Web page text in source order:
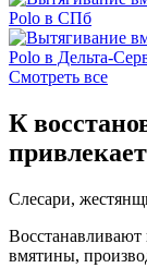
Смотреть все
К
Слесари,
вмятины,